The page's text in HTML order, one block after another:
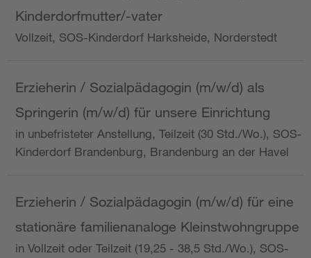
Kinderdorfmutter/-vater
Vollzeit, SOS-Kinderdorf Harksheide, Norderstedt
Erzieherin / Sozialpädagogin (m/w/d) als
Springerin (m/w/d) für unsere Einrichtung
in unbefristeter Anstellung, Teilzeit (30 Std./Wo.), SOS-
Kinderdorf Brandenburg, Brandenburg an der Havel
Erzieherin / Sozialpädagogin (m/w/d) für eine
stationäre familienanaloge Kleinstwohngruppe
in Vollzeit oder Teilzeit (19,25 - 38,5 Std./Wo.), SOS-